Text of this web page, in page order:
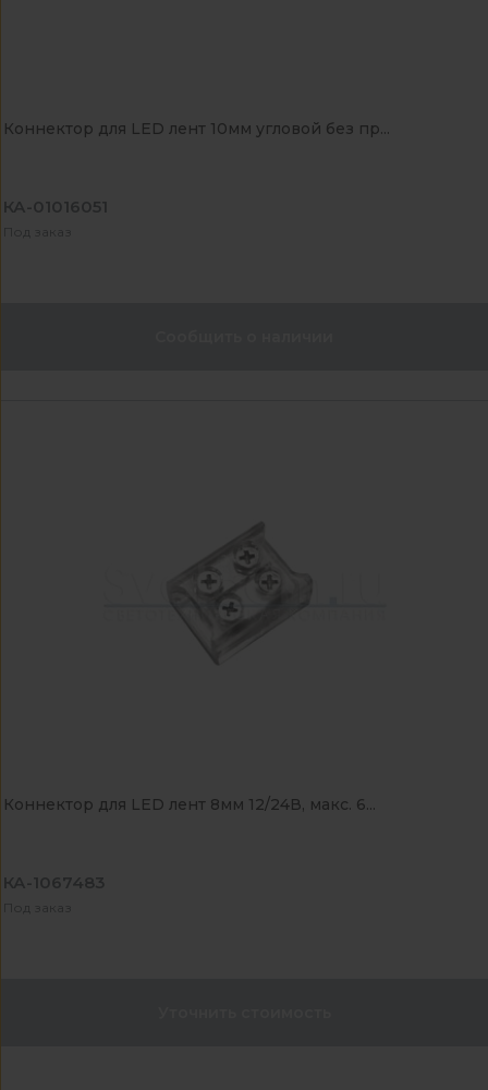
Коннектор для LED лент 10мм угловой без пр...
КА-01016051
Под заказ
Коннектор для LED лент 8мм 12/24В, макс. 6...
КА-1067483
Под заказ